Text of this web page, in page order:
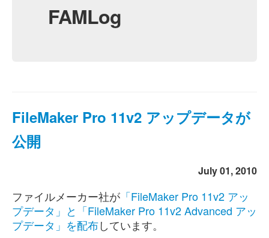
FAMLog
FileMaker Pro 11v2 アップデータが
公開
July 01, 2010
ファイルメーカー社が 「FileMaker Pro 11v2 アッ
プデータ」と「FileMaker Pro 11v2 Advanced アッ
プデータ」を配布しています。